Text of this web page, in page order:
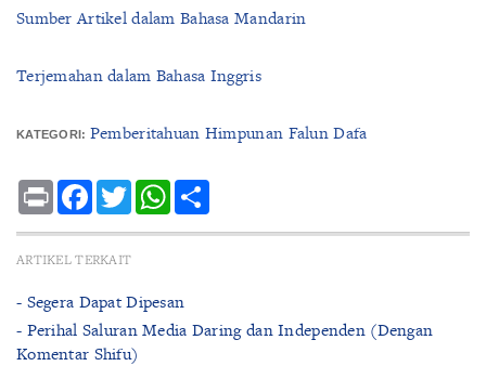
Sumber Artikel dalam Bahasa Mandarin
Terjemahan dalam Bahasa Inggris
KATEGORI: Pemberitahuan Himpunan Falun Dafa
Print Facebook
TwitterWhatsApp
ARTIKEL TERKAIT
- Segera Dapat Dipesan
- Perihal Saluran Media Daring dan Independen (Dengan
Komentar Shifu)